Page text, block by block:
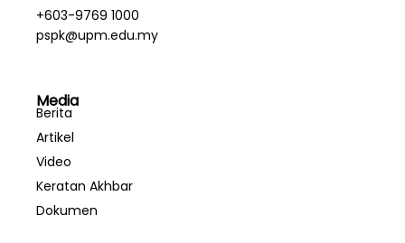
+603-9769 1000
pspk@upm.edu.my
Media
Berita
Artikel
Video
Keratan Akhbar
Dokumen